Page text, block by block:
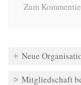
Zum
Neue
Mitgliedschaft